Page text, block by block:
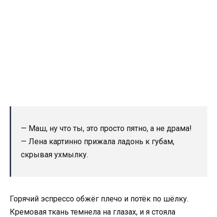
— Маш, ну что ты, это просто пятно, а не драма!
— Лена картинно прижала ладонь к губам,
скрывая ухмылку.
Горячий эспрессо обжёг плечо и потёк по шёлку.
Кремовая ткань темнела на глазах, и я стояла